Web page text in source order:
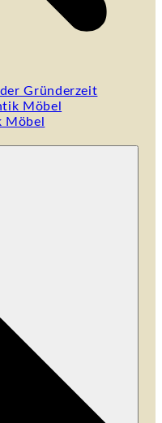
Gründerzeit
Möbel
Möbel